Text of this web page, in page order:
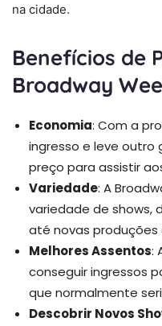
na cidade.
Benefícios de
Broadway
Economia: Com a
ingresso e leve outro
preço para assistir
Variedade: A
variedade de shows,
até novas
Melhores Assentos:
conseguir ingressos
que normalmente
Descobrir Novos